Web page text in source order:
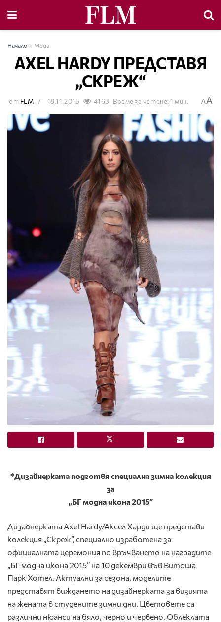
Начало Мода
AXEL HARDY ПРЕДСТАВЯ
„СКРЕЖ“
от FLM 18.11.2015 4163 Време за четене: 1 мин. AA
*Дизайнерката подготвя специална зимна колекция
за
„БГ модна икона 2015”
Дизайнерката Axel Hardy/Aксел Харди ще представи
колекция „Скреж”, специално изработена за
официалната церемония по връчването на наградите
„БГ модна икона 2015” на 10 декември във Витоша
Парк Хотел. Актуални за сезона, моделите
представят виждането на дизайнерката за визията
на жената в студените зимни дни. Цветовете са
различни нюанси на бяло, черно и червено. Облеклата